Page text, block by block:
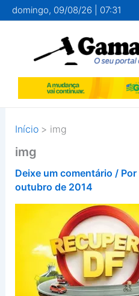
para
conteúdo
domingo, 09/08/26 | 07:31
Início img
img
Deixe um comentário / Por
outubro de 2014